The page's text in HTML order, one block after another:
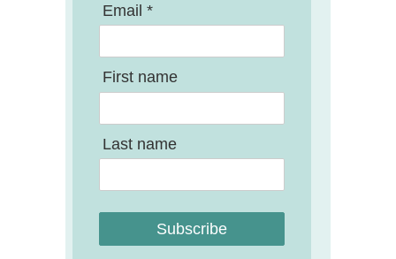
Email *
First name
Last name
Subscribe